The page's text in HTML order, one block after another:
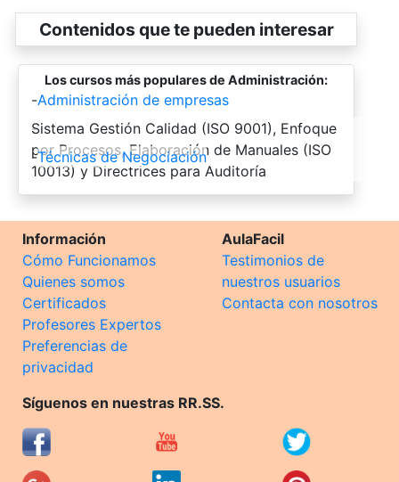
Contenidos que te pueden interesar
Los cursos más populares de Administración:
-Administración de empresas
-
Sistema Gestión Calidad (ISO 9001), Enfoque
por Procesos, Elaboración de Manuales (ISO
10013) y Directrices para Auditoría
-Técnicas de Negociación
Información
Cómo Funcionamos
Quienes somos
Certificados
Profesores Expertos
Preferencias de
privacidad
AulaFacil
Testimonios de
nuestros usuarios
Contacta con nosotros
Síguenos en nuestras RR.SS.